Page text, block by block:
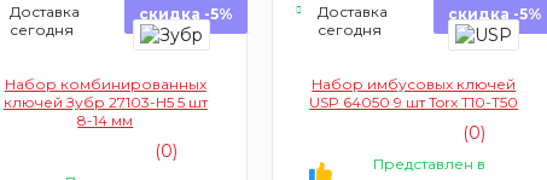
Доставка
сегодня
скидка -5%
Набор комбинированных
ключей Зубр 27103-Н5 5 шт
8-14 мм
(0)
Доставка
сегодня
скидка -5%
Набор имбусовых ключей
USP 64050 9 шт Torx T10-T50
(0)
Представлен в